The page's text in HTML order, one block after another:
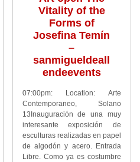
Vitality of the
Forms of
Josefina Temín
–
sanmigueldeall
endeevents
07:00pm: Location: Arte
Contemporaneo, Solano
13Inauguración de una muy
interesante exposición de
esculturas realizadas en papel
de algodón y acero. Entrada
Libre. Como ya es costumbre